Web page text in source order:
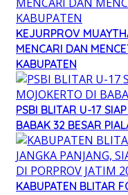
KEJURPROV
MENCARI DAN
KABUPATEN
PSBI BLITAR U-17
BABAK 32 BESAR
KABUPATEN BLITAR